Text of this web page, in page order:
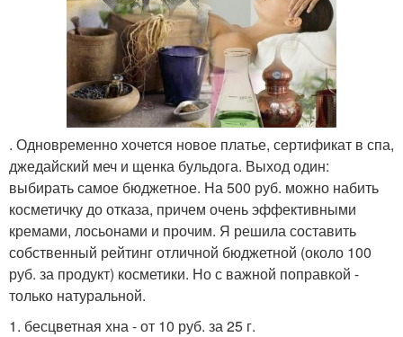
. Одновременно хочется новое платье, сертификат в спа,
джедайский меч и щенка бульдога. Выход один:
выбирать самое бюджетное. На 500 руб. можно набить
косметичку до отказа, причем очень эффективными
кремами, лосьонами и прочим. Я решила составить
собственный рейтинг отличной бюджетной (около 100
руб. за продукт) косметики. Но с важной поправкой -
только натуральной.
1. бесцветная хна - от 10 руб. за 25 г.